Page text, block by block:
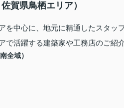
賀県鳥栖エリア）
を中心に、地元に精通したスタッ
で活躍する建築家や工務店のご紹
全域）